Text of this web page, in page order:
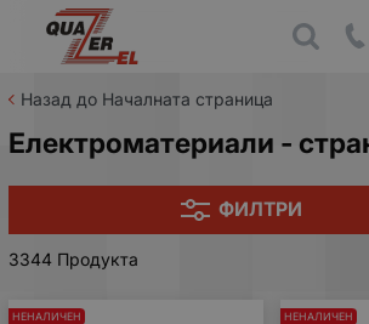
Назад до Началната страница
Електроматериали -
ФИЛТРИ
3344 Продукта
НЕНАЛИЧЕН НЕНАЛИЧЕН